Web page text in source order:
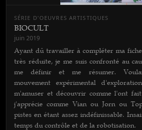
SÉRIE D'OEUVRES ARTISTIQUES
BIOCULT
juin 2019
Ayant dû travailler à compléter ma
très réduite, je me suis confronté au
me définir et me résumer.
mouvement expérimental
m'amuser et découvrir comme l'ont
j'apprécie comme Vian ou Jorn ou
pistes en étant assez indéfinissable.
temps du contrôle et de la robotisation.